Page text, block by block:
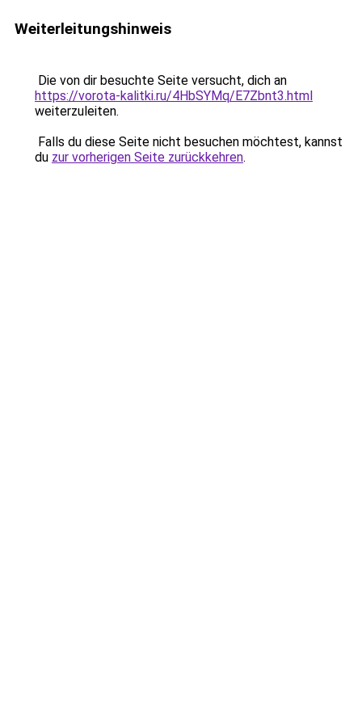
Weiterleitungshinweis
Die von dir besuchte Seite versucht, dich an
https://vorota-kalitki.ru/4HbSYMq/E7Zbnt3.html
weiterzuleiten.
Falls du diese Seite nicht besuchen möchtest, kannst
du zur vorherigen Seite zurückkehren.